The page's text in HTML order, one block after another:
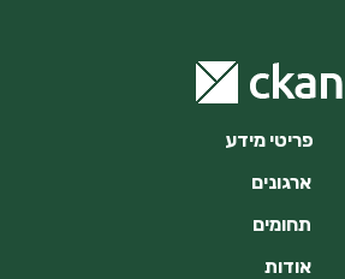
פריטי מידע
ארגונים
תחומים
אודות